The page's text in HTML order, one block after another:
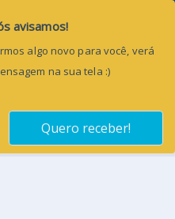
Pesquisar...